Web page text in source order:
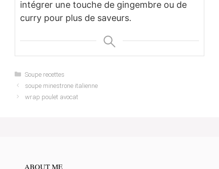
intégrer une touche de gingembre ou de
curry pour plus de saveurs.
Categories
Soupe recettes
soupe minestrone italienne
wrap poulet avocat
ABOUT ME